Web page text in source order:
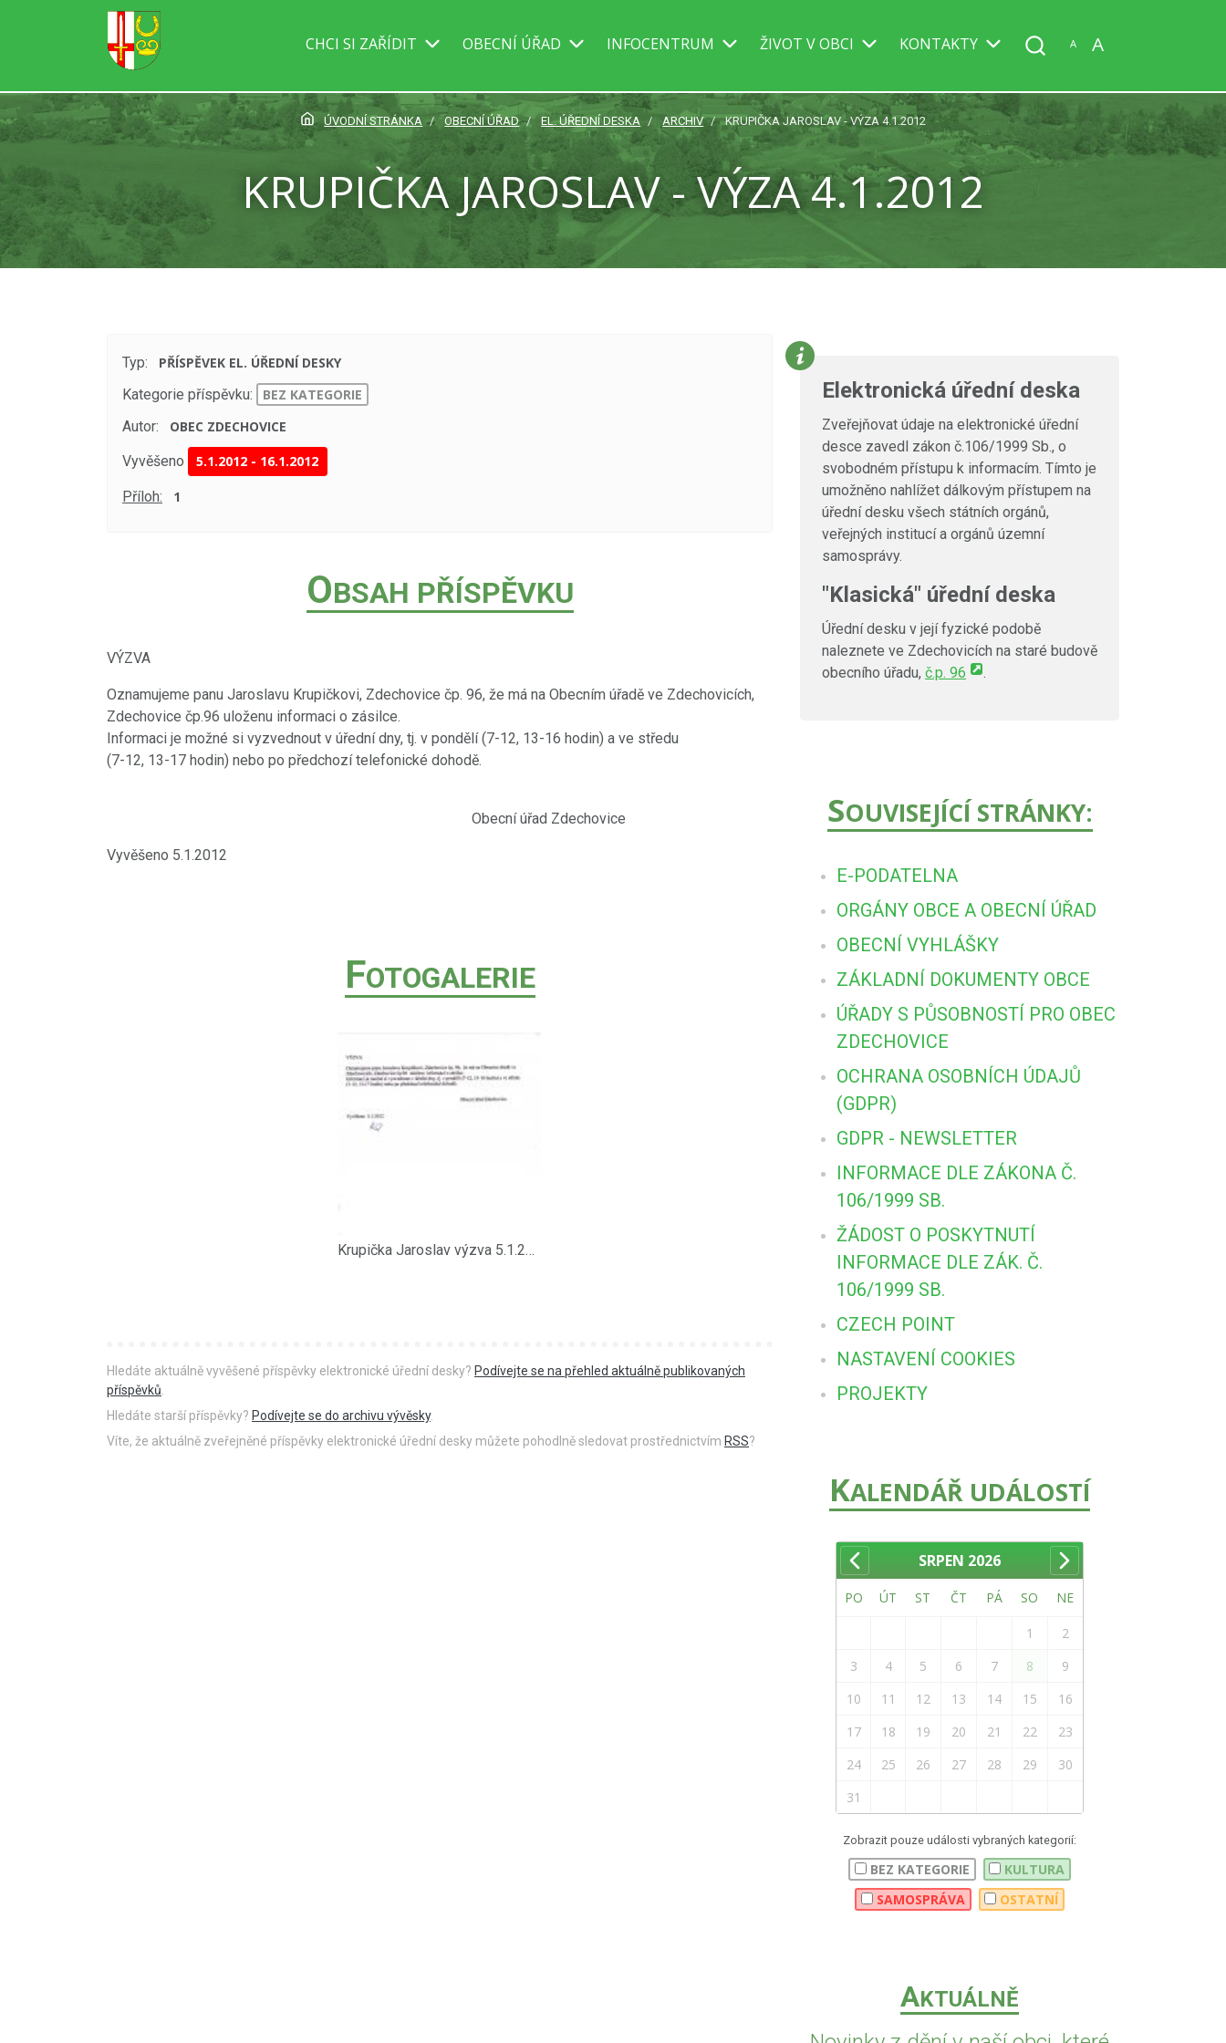
CHCI SI ZAŘÍDIT OBECNÍ ÚŘAD INFOCENTRUM ŽIVOT V OBCI KONTAKTY A A
ÚVODNÍ STRÁNKA OBECNÍ ÚŘAD EL. ÚŘEDNÍ DESKA ARCHIV KRUPIČKA JAROSLAV - VÝZA 4.1.2012
KRUPIČKA JAROSLAV - VÝZA 4.1.2012
Typ:
PŘÍSPĚVEK EL. ÚŘEDNÍ DESKY
Kategorie příspěvku:
BEZ KATEGORIE
Autor:
OBEC ZDECHOVICE
Vyvěšeno 5.1.2012 - 16.1.2012
Příloh: 1
OBSAH PŘÍSPĚVKU
VÝZVA
Oznamujeme panu Jaroslavu Krupičkovi, Zdechovice čp. 96, že má na Obecním úřadě ve Zdechovicích,
Zdechovice čp.96 uloženu informaci o zásilce.
Informaci je možné si vyzvednout v úřední dny, tj. v pondělí (7-12, 13-16 hodin) a ve středu
(7-12, 13-17 hodin) nebo po předchozí telefonické dohodě.
Obecní úřad Zdechovice
Vyvěšeno 5.1.2012
FOTOGALERIE
Krupička Jaroslav výzva 5.1.2012
Hledáte aktuálně vyvěšené příspěvky elektronické úřední desky? Podívejte se na přehled aktuálně publikovaných
příspěvků.
Hledáte starší příspěvky? Podívejte se do archivu vývěsky.
Víte, že aktuálně zveřejněné příspěvky elektronické úřední desky můžete pohodlně sledovat prostřednictvím RSS?
Elektronická úřední deska
Zveřejňovat údaje na elektronické úřední
desce zavedl zákon č.106/1999 Sb., o
svobodném přístupu k informacím. Tímto je
umožněno nahlížet dálkovým přístupem na
úřední desku všech státních orgánů,
veřejných institucí a orgánů územní
samosprávy.
"Klasická" úřední deska
Úřední desku v její fyzické podobě
naleznete ve Zdechovicích na staré budově
obecního úřadu, č.p. 96 .
SOUVISEJÍCÍ STRÁNKY:
E-PODATELNA
ORGÁNY OBCE A OBECNÍ ÚŘAD
OBECNÍ VYHLÁŠKY
ZÁKLADNÍ DOKUMENTY OBCE
ÚŘADY S PŮSOBNOSTÍ PRO OBEC
ZDECHOVICE
OCHRANA OSOBNÍCH ÚDAJŮ
(GDPR)
GDPR - NEWSLETTER
INFORMACE DLE ZÁKONA Č.
106/1999 SB.
ŽÁDOST O POSKYTNUTÍ
INFORMACE DLE ZÁK. Č.
106/1999 SB.
CZECH POINT
NASTAVENÍ COOKIES
PROJEKTY
KALENDÁŘ UDÁLOSTÍ
SRPEN 2026
PO ÚT ST ČT PÁ SO NE
1
2
3
4 5 6 7 8
9
10
11 12 13 14 15
16
17
18 19 20 21 22
23
24
25 26 27 28 29
30
31
Zobrazit pouze události vybraných kategorií:
BEZ KATEGORIE
KULTURA
SAMOSPRÁVA
OSTATNÍ
AKTUÁLNĚ